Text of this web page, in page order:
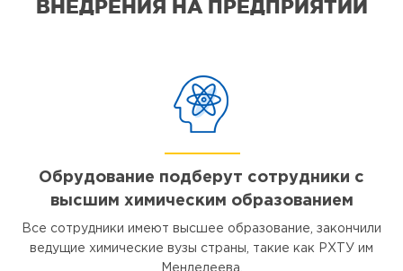
ВНЕДРЕНИЯ НА ПРЕДПРИЯТИИ
Обрудование подберут сотрудники с
высшим химическим образованием
Все сотрудники имеют высшее образование, закончили
ведущие химические вузы страны, такие как РХТУ им
Менделеева.